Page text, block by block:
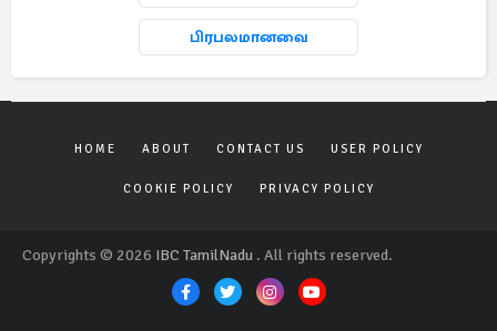
பிரபலமானவை
HOME ABOUT CONTACT US USER POLICY
COOKIE POLICY PRIVACY POLICY
Copyrights © 2026 IBC TamilNadu . All rights reserved.